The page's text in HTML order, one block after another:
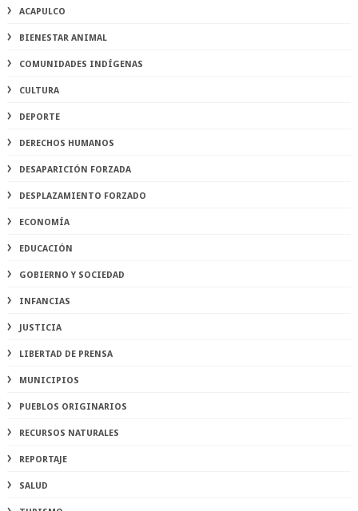
ACAPULCO
BIENESTAR ANIMAL
COMUNIDADES INDÍGENAS
CULTURA
DEPORTE
DERECHOS HUMANOS
DESAPARICIÓN FORZADA
DESPLAZAMIENTO FORZADO
ECONOMÍA
EDUCACIÓN
GOBIERNO Y SOCIEDAD
INFANCIAS
JUSTICIA
LIBERTAD DE PRENSA
MUNICIPIOS
PUEBLOS ORIGINARIOS
RECURSOS NATURALES
REPORTAJE
SALUD